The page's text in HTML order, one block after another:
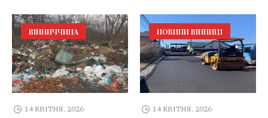
ВІННИЧЧИНА
14 КВІТНЯ, 2026
НОВИНИ ВІННИЦІ
14 КВІТНЯ, 2026